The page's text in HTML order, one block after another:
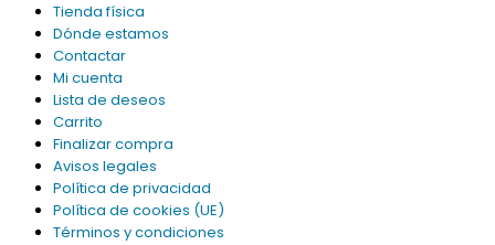
Tienda física
Dónde estamos
Contactar
Mi cuenta
Lista de deseos
Carrito
Finalizar compra
Avisos legales
Política de privacidad
Política de cookies (UE)
Términos y condiciones